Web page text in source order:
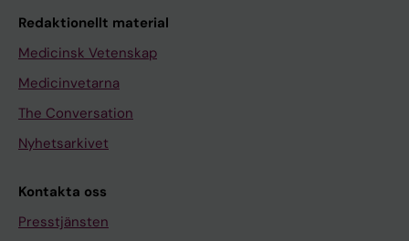
Redaktionellt material
Medicinsk Vetenskap
Medicinvetarna
The Conversation
Nyhetsarkivet
Kontakta oss
Presstjänsten